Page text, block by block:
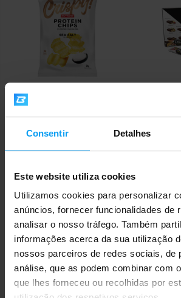
Consentir Detalhes
Este website utiliza cookies
Utilizamos cookies para personalizar
anúncios, fornecer funcionalidades de
analisar o nosso tráfego. Também
informações acerca da sua utilização
nossos parceiros de redes sociais, de
análise, que as podem combinar com
que lhes forneceu ou recolhidas por
Nutrend
Crispy! Protein Chips 50 g
1,99
Excelent
19,29
-8% -1%